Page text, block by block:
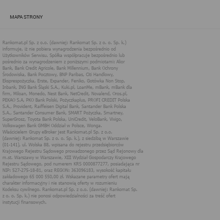
MAPA STRONY
dostosowanie usług, świadczonych w ramach serwisu do potrzeb
Więcej informacji na temat stosowania technologii cookies w
serwisie dostępne jest w Polityce Cookies.
Polityka Cookies serwisów
internetowych spółki Rankomat.pl Sp. z
o.o. (dawniej: Rankomat Sp. z o. o. Sp.
k.)
Rankomat.pl Sp. z o.o. (dawniej: Rankomat Sp. z o. o. Sp. k.), z
siedzibą w Warszawie (01-141), ul. Wolska 88, wpisana do rejestru
przedsiębiorców Krajowego Rejestru Sądowego prowadzonego
przez Sąd Rejonowy dla m.st. Warszawy w Warszawie, XIII
Wydział Gospodarczy Krajowego Rejestru Sądowego, pod
numerem KRS 0000877277, posiadająca nr NIP: 527-275-18-81,
oraz REGON: 363096183, zwana dalej "Rankomat" wykorzystuje
na swoich stronach internetowych technologię "cookies".
Zasady wykorzystania informacji dostarczonych przez
użytkownika w ramach technologii cookies w trakcie korzystania
ze stron internetowych i Rankomat określa niniejszy dokument.
Każdy użytkownik serwisów Rankomat proszony jest o